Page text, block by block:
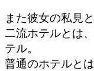
また彼女の私見と
二流ホテルとは
テル。
普通のホテルと